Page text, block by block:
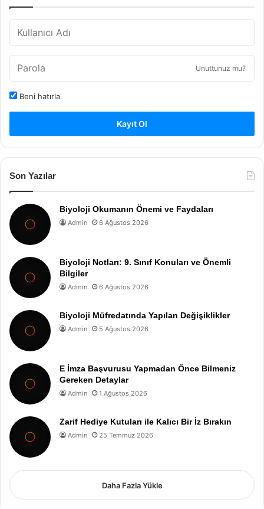
Unuttunuz mu?
Beni hatırla
Kayıt Ol
Son Yazılar
Biyoloji Okumanın Önemi ve Faydaları
Admin 6 Ağustos 2026
Biyoloji Notları: 9. Sınıf Konuları ve Önemli
Bilgiler
Admin 6 Ağustos 2026
Biyoloji Müfredatında Yapılan Değişiklikler
Admin 5 Ağustos 2026
E İmza Başvurusu Yapmadan Önce Bilmeniz
Gereken Detaylar
Admin 1 Ağustos 2026
Zarif Hediye Kutuları ile Kalıcı Bir İz Bırakın
Admin 25 Temmuz 2026
Daha Fazla Yükle